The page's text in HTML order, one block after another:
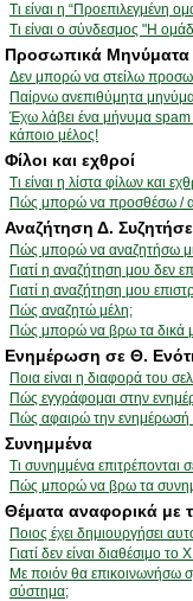
Τι είναι η “Προεπιλεγμένη
Τι είναι ο σύνδεσμος "Η
Προσωπικά Μηνύματα
Δεν μπορώ να στείλω
Παίρνω ανεπιθύμητα
Έχω λάβει ένα μήνυμα spam
κάποιο μέλος!
Φίλοι και εχθροί
Τι είναι η λίστα φίλων και
Πώς μπορώ να προσθέσω /
Αναζήτηση Δ.
Πώς μπορώ να αναζητήσω
Γιατί η αναζήτηση μου δεν
Γιατί η αναζήτηση μου
Πώς αναζητώ μέλη;
Πώς μπορώ να βρω τα δικά
Ενημέρωση σε Θ.
Ποια είναι η διαφορά του
Πώς εγγράφομαι στην
Πώς αφαιρώ την ενημέρωσή
Συνημμένα
Τι συνημμένα επιτρέπονται
Πώς μπορώ να βρω τα
Θέματα αναφορικά με
Ποιος έχει δημιουργήσει
Γιατί δεν είναι διαθέσιμο το
Με ποιόν θα επικοινωνήσω
σύστημα;